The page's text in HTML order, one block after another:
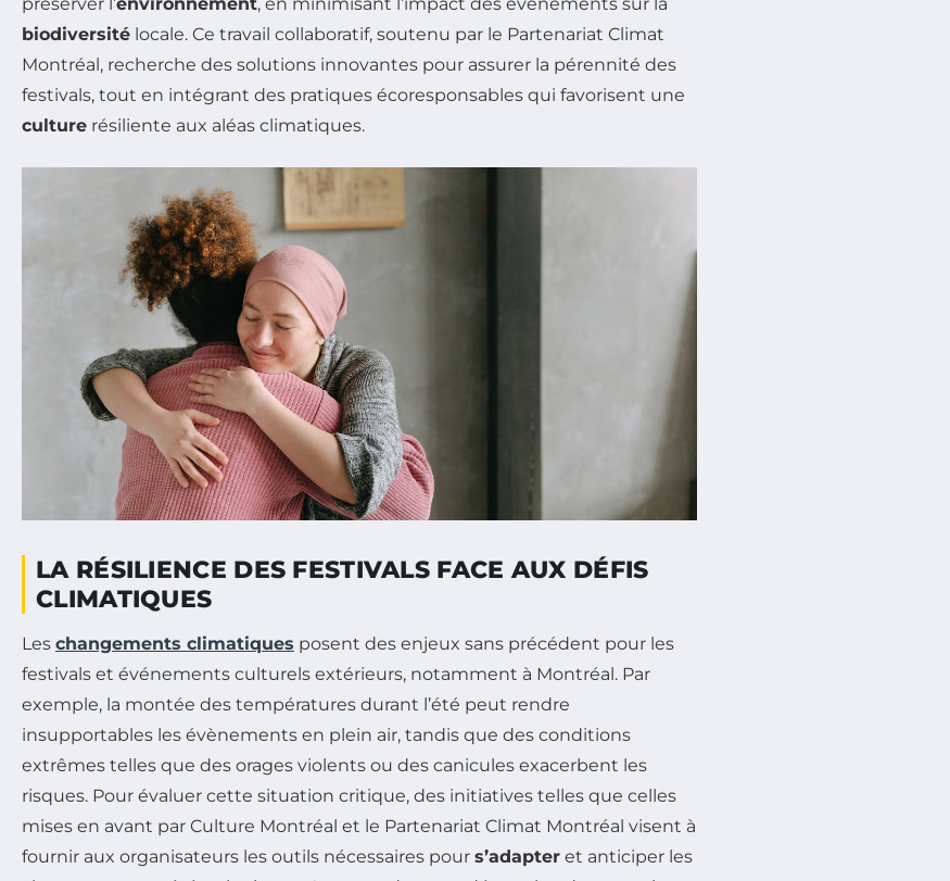
biodiversité locale. Ce travail collaboratif, soutenu par le Partenariat Climat
Montréal, recherche des solutions innovantes pour assurer la pérennité des
festivals, tout en intégrant des pratiques écoresponsables qui favorisent une
culture résiliente aux aléas climatiques.
LA RÉSILIENCE DES FESTIVALS FACE AUX DÉFIS
CLIMATIQUES
Les changements climatiques posent des enjeux sans précédent pour les
festivals et événements culturels extérieurs, notamment à Montréal. Par
exemple, la montée des températures durant l’été peut rendre
insupportables les évènements en plein air, tandis que des conditions
extrêmes telles que des orages violents ou des canicules exacerbent les
risques. Pour évaluer cette situation critique, des initiatives telles que celles
mises en avant par Culture Montréal et le Partenariat Climat Montréal visent à
fournir aux organisateurs les outils nécessaires pour s’adapter et anticiper les